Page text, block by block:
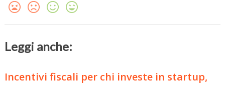
Leggi anche:
Incentivi fiscali per chi investe in startup,